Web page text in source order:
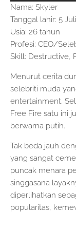
Nama: Skyler
Tanggal lahir: 5 Juli
Usia: 26 tahun
Profesi: CEO/
Skill: Destructive,
Menurut cerita
selebriti muda
entertainment.
Free Fire satu ini
berwarna putih.
Tak beda jauh
yang sangat
puncak menara
singgasana
diperlihatkan
popularitas,